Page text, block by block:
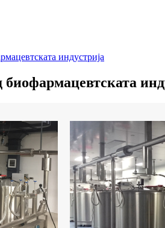
индустрија